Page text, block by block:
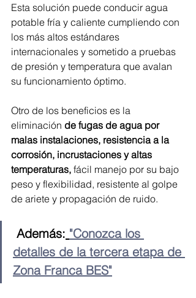
Esta solución puede conducir agua
potable fría y caliente cumpliendo con
los más altos estándares
internacionales y sometido a pruebas
de presión y temperatura que avalan
su funcionamiento óptimo.
Otro de los beneficios es la
eliminación de fugas de agua por
malas instalaciones, resistencia a la
corrosión, incrustaciones y altas
temperaturas, fácil manejo por su bajo
peso y flexibilidad, resistente al golpe
de ariete y propagación de ruido.
Además: "Conozca los
detalles de la tercera etapa de
Zona Franca BES"